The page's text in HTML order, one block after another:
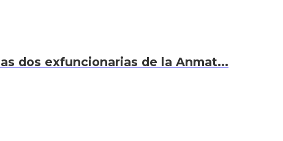
dos exfuncionarias de la Anmat...